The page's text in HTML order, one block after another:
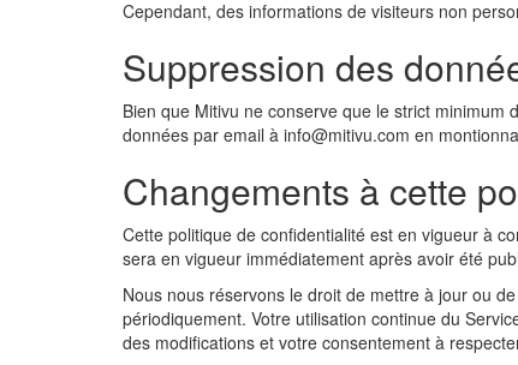
Cependant, des informations de visiteurs non
Suppression des
Bien que Mitivu ne conserve que le strict
données par email à info@mitivu.com en
Changements à cette
Cette politique de confidentialité est en vigueur à
sera en vigueur immédiatement après avoir été
Nous nous réservons le droit de mettre à jour ou
périodiquement. Votre utilisation continue du
des modifications et votre consentement à